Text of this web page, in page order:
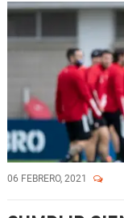
06 FEBRERO, 2021